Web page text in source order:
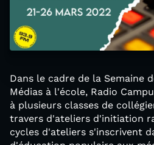
Dans le cadre de la Semaine
Médias à l'école, Radio
à plusieurs classes de
travers d'ateliers d'initiation
cycles d'ateliers s'inscrivent